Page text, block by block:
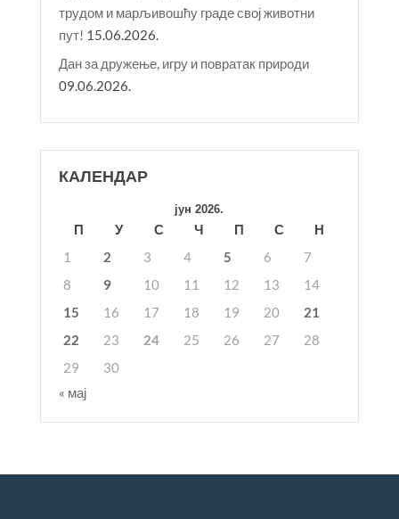
трудом и марљивошћу граде свој животни
пут! 15.06.2026.
Дан за дружење, игру и повратак природи
09.06.2026.
КАЛЕНДАР
јун 2026.
П У С Ч П С
Н
1
2 3 4 5 6
7
8
9 10 11 12 13
14
15
16 17 18 19 20
21
22
23 24 25 26 27
28
29
30
« мај